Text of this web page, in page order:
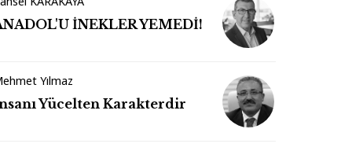
İNEKLER YEMEDİ!
Yılmaz
Yücelten Karakterdir